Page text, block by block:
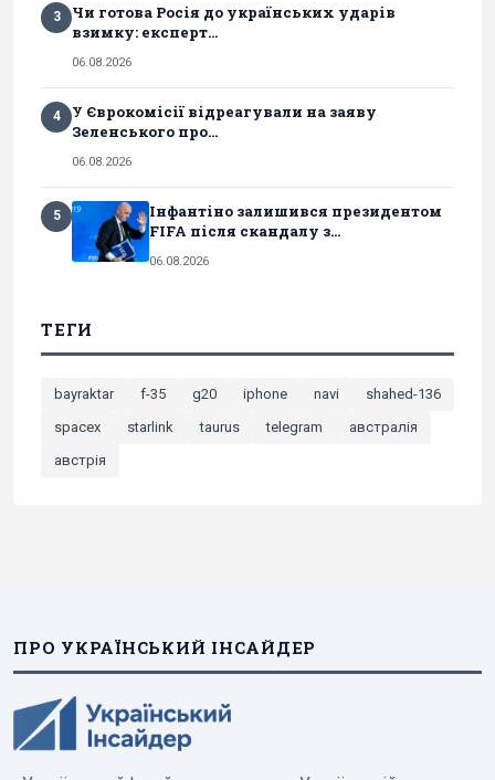
3
Чи готова Росія до українських ударів
взимку: експерт...
06.08.2026
4
У Єврокомісії відреагували на заяву
Зеленського про...
06.08.2026
5
Інфантіно залишився президентом
FIFA після скандалу з...
06.08.2026
ТЕГИ
bayraktar f-35 g20 iphone navi
shahed-136
spacex
starlink taurus telegram
австралія
австрія
ПРО УКРАЇНСЬКИЙ ІНСАЙДЕР